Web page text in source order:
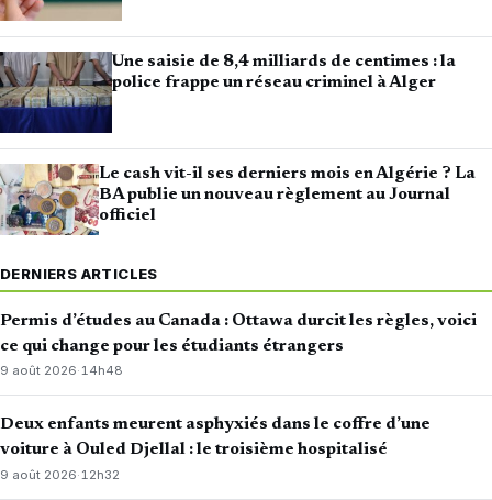
Une saisie de 8,4 milliards de centimes : la
police frappe un réseau criminel à Alger
Le cash vit-il ses derniers mois en Algérie ? La
BA publie un nouveau règlement au Journal
officiel
DERNIERS ARTICLES
Permis d’études au Canada : Ottawa durcit les règles, voici
ce qui change pour les étudiants étrangers
9 août 2026·14h48
Deux enfants meurent asphyxiés dans le coffre d’une
voiture à Ouled Djellal : le troisième hospitalisé
9 août 2026· 12h32